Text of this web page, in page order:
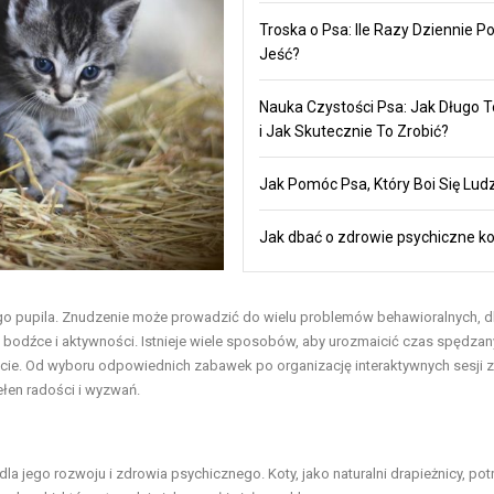
Troska o Psa: Ile Razy Dziennie
Jeść?
Nauka Czystości Psa: Jak Długo
i Jak Skutecznie To Zrobić?
Jak Pomóc Psa, Który Boi Się
Jak dbać o zdrowie psychiczne
pupila. Znudzenie może prowadzić do wielu problemów behawioralnych,
i aktywności. Istnieje wiele sposobów, aby urozmaicić czas
Od wyboru odpowiednich zabawek po organizację interaktywnych sesji
radości i wyzwań.
jego rozwoju i zdrowia psychicznego. Koty, jako naturalni drapieżnicy,